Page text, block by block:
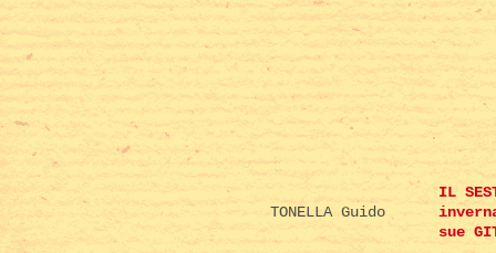
TONELLA Guido
IL
sue